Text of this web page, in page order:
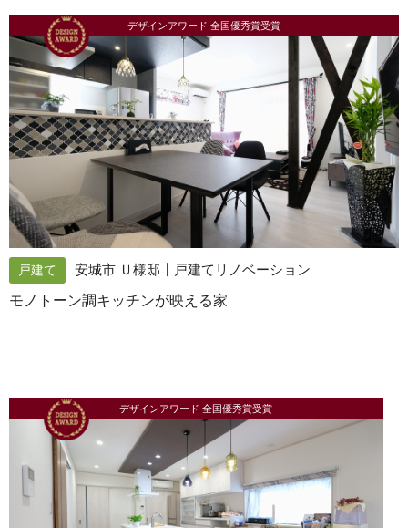
デザインアワード 全国優秀賞受賞
戸建て
安城市 Ｕ様邸┃戸建てリノベーション
モノトーン調キッチンが映える家
デザインアワード 全国優秀賞受賞